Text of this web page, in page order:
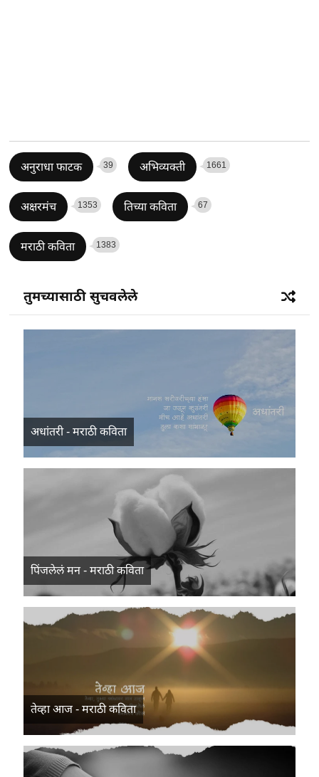
अनुराधा फाटक 39 अभिव्यक्ती 1661
अक्षरमंच 1353 तिच्या कविता 67
मराठी कविता 1383
तुमच्यासाठी सुचवलेले
अधांतरी - मराठी कविता
पिंजलेलं मन - मराठी कविता
तेव्हा आज - मराठी कविता